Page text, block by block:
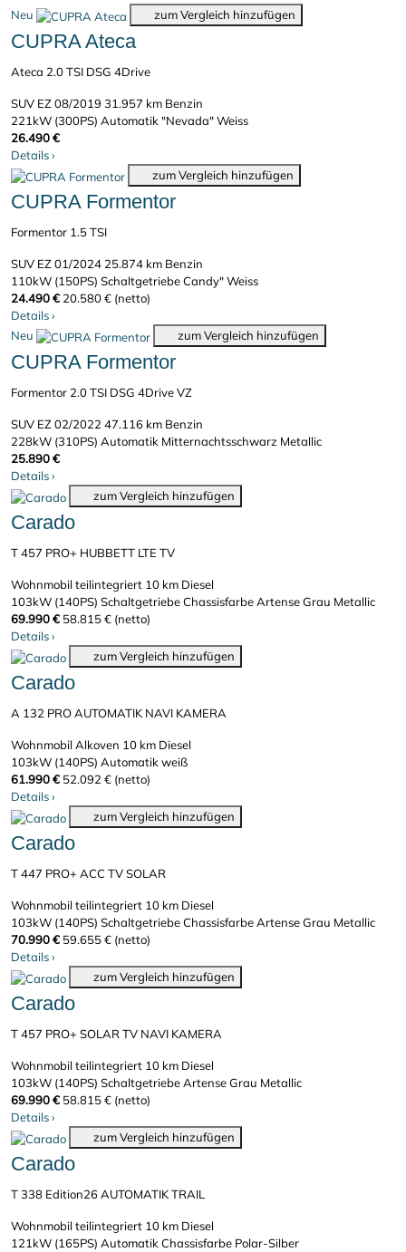
Neu
zum Vergleich hinzufügen
CUPRA Ateca
Ateca 2.0 TSI DSG 4Drive
SUV EZ 08/2019 31.957 km Benzin
221kW (300PS) Automatik"Nevada" Weiss
26.490 €
Details›
zum Vergleich hinzufügen
CUPRA Formentor
Formentor 1.5 TSI
SUV EZ 01/2024 25.874 km Benzin
110kW (150PS) SchaltgetriebeCandy" Weiss
24.490 € 20.580 € (netto)
Details›
Neu
zum Vergleich hinzufügen
CUPRA Formentor
Formentor 2.0 TSI DSG 4Drive VZ
SUV EZ 02/202247.116 km Benzin
228kW (310PS) Automatik Mitternachtsschwarz Metallic
25.890 €
Details›
zum Vergleich hinzufügen
Carado
T 457 PRO+ HUBBETT LTE TV
Wohnmobil teilintegriert 10 km Diesel
103kW (140PS) SchaltgetriebeChassisfarbe Artense Grau Metallic
69.990 € 58.815 € (netto)
Details›
zum Vergleich hinzufügen
Carado
A 132 PRO AUTOMATIK NAVI KAMERA
Wohnmobil Alkoven 10 km Diesel
103kW (140PS) Automatikweiß
61.990 € 52.092 € (netto)
Details›
zum Vergleich hinzufügen
Carado
T 447 PRO+ ACC TV SOLAR
Wohnmobil teilintegriert 10 km Diesel
103kW (140PS) SchaltgetriebeChassisfarbe Artense Grau Metallic
70.990 € 59.655 € (netto)
Details›
zum Vergleich hinzufügen
Carado
T 457 PRO+ SOLAR TV NAVI KAMERA
Wohnmobil teilintegriert 10 km Diesel
103kW (140PS) SchaltgetriebeArtense Grau Metallic
69.990 € 58.815 € (netto)
Details›
zum Vergleich hinzufügen
Carado
T 338 Edition26 AUTOMATIK TRAIL
Wohnmobil teilintegriert 10 km Diesel
121kW (165PS) AutomatikChassisfarbe Polar-Silber